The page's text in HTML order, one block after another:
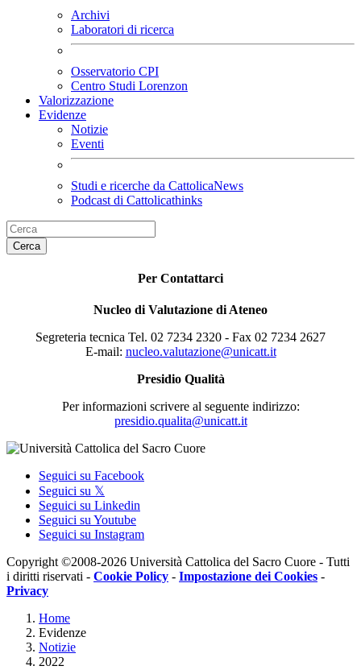
Archivi
Laboratori di ricerca
Osservatorio CPI
Centro Studi Lorenzon
Valorizzazione
Evidenze
Notizie
Eventi
Studi e ricerche da CattolicaNews
Podcast di Cattolicathinks
Cerca
Per Contattarci
Nucleo di Valutazione di Ateneo
Segreteria tecnica Tel. 02 7234 2320 - Fax 02 7234 2627
E-mail: nucleo.valutazione@unicatt.it
Presidio Qualità
Per informazioni scrivere al seguente indirizzo:
presidio.qualita@unicatt.it
Seguici su Facebook
Seguici su 𝕏
Seguici su Linkedin
Seguici su Youtube
Seguici su Instagram
Copyright ©2008-2026 Università Cattolica del Sacro Cuore - Tutti
i diritti riservati - Cookie Policy - Impostazione dei Cookies -
Privacy
Home
Evidenze
Notizie
2022